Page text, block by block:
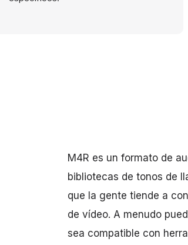
M4R es un formato de
bibliotecas de tonos de
que la gente tiende a
de vídeo. A menudo
sea compatible con